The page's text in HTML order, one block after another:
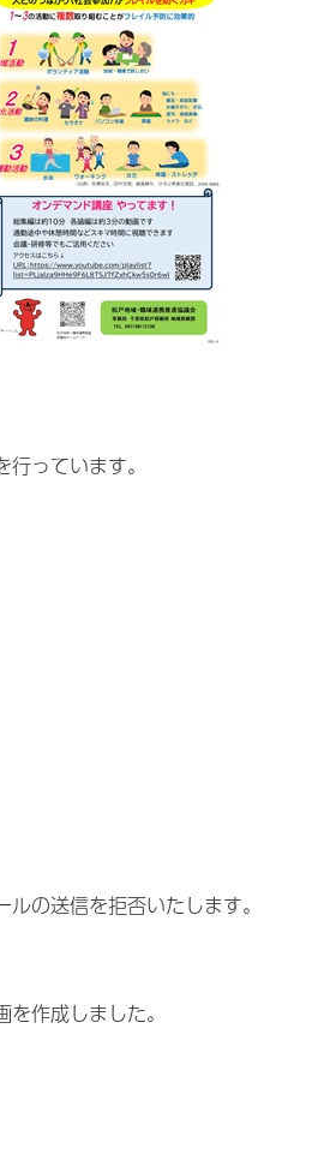
っています。
の送信を拒否いたします。
作成しました。